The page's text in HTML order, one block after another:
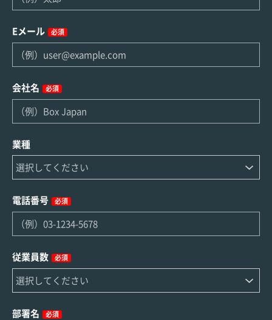
Eメール 必須
会社名 必須
業種
電話番号 必須
従業員数 必須
部署名 必須